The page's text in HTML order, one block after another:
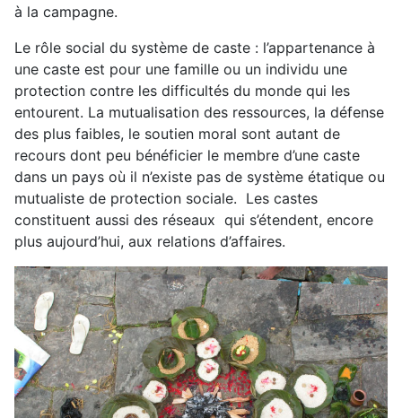
à la campagne.
Le rôle social du système de caste : l’appartenance à
une caste est pour une famille ou un individu une
protection contre les difficultés du monde qui les
entourent. La mutualisation des ressources, la défense
des plus faibles, le soutien moral sont autant de
recours dont peu bénéficier le membre d’une caste
dans un pays où il n’existe pas de système étatique ou
mutualiste de protection sociale. Les castes
constituent aussi des réseaux qui s’étendent, encore
plus aujourd’hui, aux relations d’affaires.